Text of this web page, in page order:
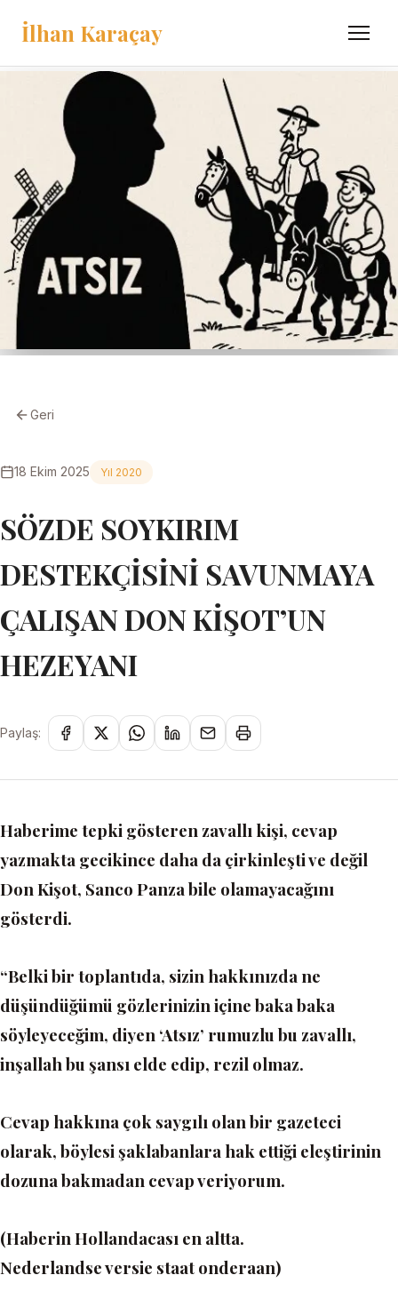
İlhan Karaçay Menü
Geri
18 Ekim 2025 Yıl 2020
SÖZDE SOYKIRIM
DESTEKÇİSİNİ SAVUNMAYA
ÇALIŞAN DON KİŞOT’UN
HEZEYANI
Paylaş:
Haberime tepki gösteren zavallı kişi, cevap
yazmakta gecikince daha da çirkinleşti ve değil
Don Kişot, Sanco Panza bile olamayacağını
gösterdi.
“Belki bir toplantıda, sizin hakkınızda ne
düşündüğümü gözlerinizin içine baka baka
söyleyeceğim, diyen ‘Atsız’ rumuzlu bu zavallı,
inşallah bu şansı elde edip, rezil olmaz.
Cevap hakkına çok saygılı olan bir gazeteci
olarak, böylesi şaklabanlara hak ettiği eleştirinin
dozuna bakmadan cevap veriyorum.
(Haberin Hollandacası en altta.
Nederlandse versie staat onderaan)